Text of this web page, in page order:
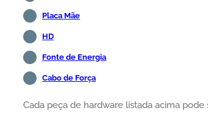
Placa Mãe
HD
Fonte de Energia
Cabo de Força
Cada peça de hardware listada acima